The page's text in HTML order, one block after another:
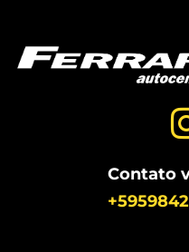
Contato